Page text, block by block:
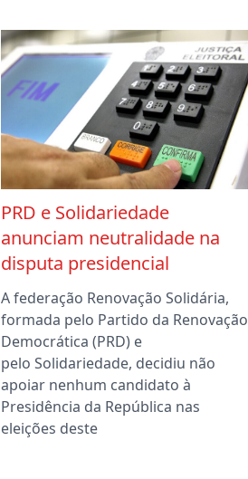
PRD e Solidariedade
anunciam neutralidade na
disputa presidencial
A federação Renovação Solidária,
formada pelo Partido da Renovação
Democrática (PRD) e
pelo Solidariedade, decidiu não
apoiar nenhum candidato à
Presidência da República nas
eleições deste